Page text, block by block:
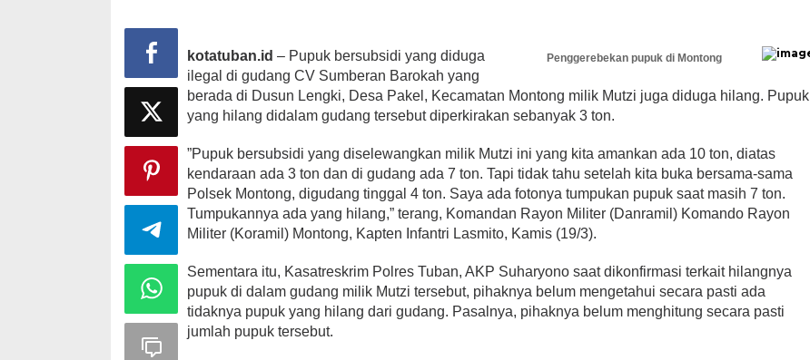
Penggerebekan pupuk di Montong
kotatuban.id – Pupuk bersubsidi yang diduga
ilegal di gudang CV Sumberan Barokah yang
berada di Dusun Lengki, Desa Pakel, Kecamatan Montong milik Mutzi juga diduga hilang. Pupuk
yang hilang didalam gudang tersebut diperkirakan sebanyak 3 ton.
”Pupuk bersubsidi yang diselewangkan milik Mutzi ini yang kita amankan ada 10 ton, diatas
kendaraan ada 3 ton dan di gudang ada 7 ton. Tapi tidak tahu setelah kita buka bersama-sama
Polsek Montong, digudang tinggal 4 ton. Saya ada fotonya tumpukan pupuk saat masih 7 ton.
Tumpukannya ada yang hilang,” terang, Komandan Rayon Militer (Danramil) Komando Rayon
Militer (Koramil) Montong, Kapten Infantri Lasmito, Kamis (19/3).
Sementara itu, Kasatreskrim Polres Tuban, AKP Suharyono saat dikonfirmasi terkait hilangnya
pupuk di dalam gudang milik Mutzi tersebut, pihaknya belum mengetahui secara pasti ada
tidaknya pupuk yang hilang dari gudang. Pasalnya, pihaknya belum menghitung secara pasti
jumlah pupuk tersebut.